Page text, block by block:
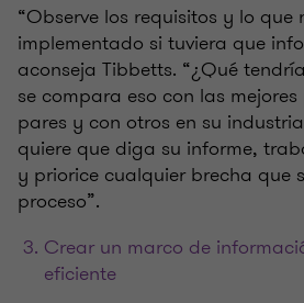
“Observe los requisitos y lo que
implementado si tuviera que
aconseja Tibbetts. “¿Qué
se compara eso con las
pares y con otros en su
quiere que diga su informe,
y priorice cualquier brecha que
proceso”.
Crear un marco de
eficiente